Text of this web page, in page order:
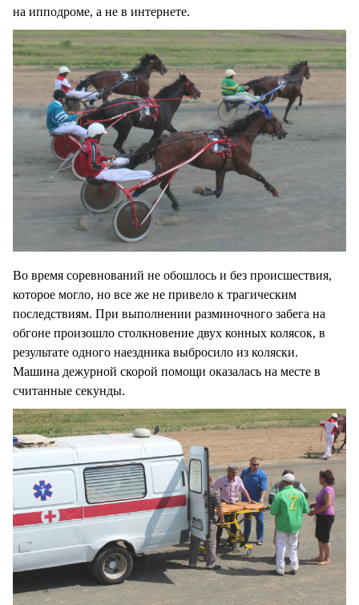
на ипподроме, а не в интернете.
Во время соревнований не обошлось и без происшествия,
которое могло, но все же не привело к трагическим
последствиям. При выполнении разминочного забега на
обгоне произошло столкновение двух конных колясок, в
результате одного наездника выбросило из коляски.
Машина дежурной скорой помощи оказалась на месте в
считанные секунды.